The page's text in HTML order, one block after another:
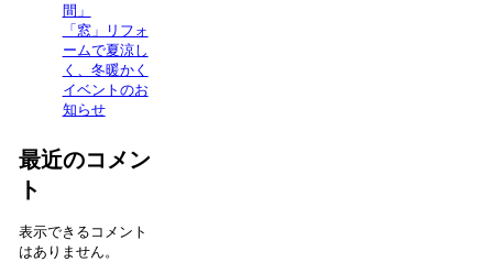
間」
「窓」リフォ
ームで夏涼し
く、冬暖かく
イベントのお
知らせ
最近のコメン
ト
表示できるコメント
はありません。